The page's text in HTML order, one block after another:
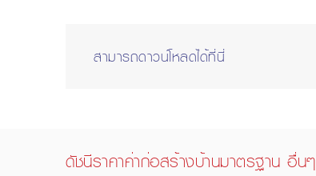
สามารถดาวน์โหลดได้ที่นี่
ดัชนีราคาค่าก่อสร้างบ้านมาตรฐาน อื่นๆ